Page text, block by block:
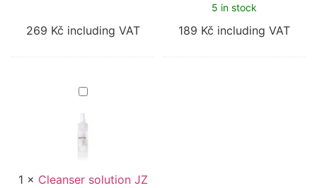
269 Kč including VAT
5 in stock
189 Kč including VAT
Cleanser
solution
JZ
Nails
Group
250
1 × Cleanser solution JZ